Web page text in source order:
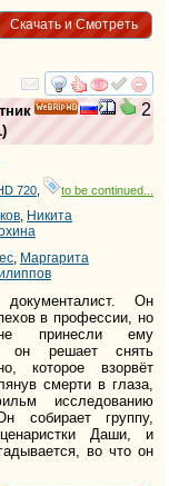
Скачать и Смотреть
смотреть
2
720 to be continued...
Никита
Маргарита
Он
в профессии, но
принесли ему
он решает снять
которое взорвёт
смерти в глаза,
исследованию
собирает группу,
Даши, и
во что он